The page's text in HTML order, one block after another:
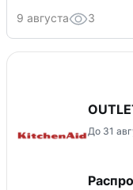
9 августа 3
До 31